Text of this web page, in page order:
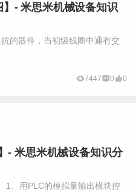
】- 米思米机械设备知识
的器件，当初级线圈中通有交
7447 0 0
- 米思米机械设备知识分
1、用PLC的模拟量输出模块控